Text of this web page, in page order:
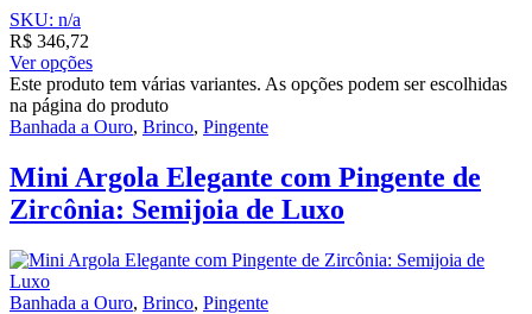
SKU: n/a
R$ 346,72
Ver opções
Este produto tem várias variantes. As opções podem ser escolhidas
na página do produto
Banhada a Ouro, Brinco, Pingente
Mini Argola Elegante com Pingente de
Zircônia: Semijoia de Luxo
Banhada a Ouro, Brinco, Pingente